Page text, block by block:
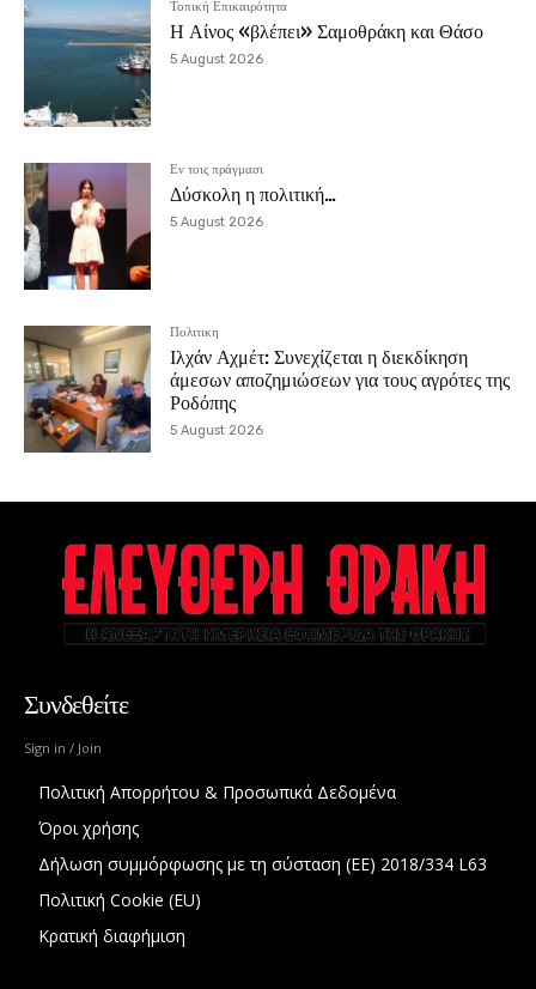
Τοπική Επικαιρότητα
Η Αίνος «βλέπει» Σαμοθράκη και Θάσο
5 August 2026
Εν τοις πράγμασι
Δύσκολη η πολιτική…
5 August 2026
Πολιτικη
Ιλχάν Αχμέτ: Συνεχίζεται η διεκδίκηση
άμεσων αποζημιώσεων για τους αγρότες της
Ροδόπης
5 August 2026
Συνδεθείτε
Sign in / Join
Πολιτική Απορρήτου & Προσωπικά Δεδομένα
Όροι χρήσης
Δήλωση συμμόρφωσης με τη σύσταση (ΕΕ) 2018/334 L63
Πολιτική Cookie (EU)
Κρατική διαφήμιση